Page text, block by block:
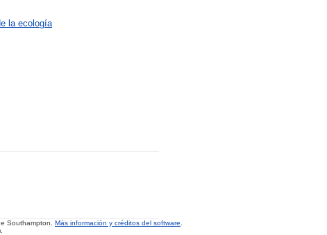
la ecología
Southampton. Más información y créditos del software